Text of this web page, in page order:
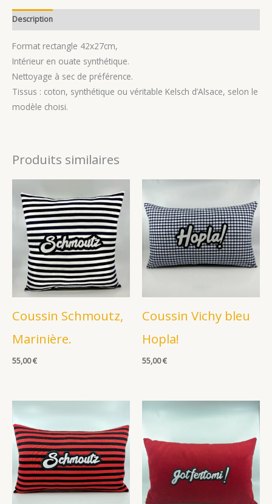
Description
Format rectangle 42x27cm,
Intérieur en ouate synthétique.
Nettoyage à sec de préférence.
Tissus : coton, synthétique ou véritable Kelsch d’Alsace, selon le
modèle choisi.
Produits similaires
Coussin Schmoutz,
Marinière.
55,00€
Coussin Vichy bleu
Hopla!
55,00€